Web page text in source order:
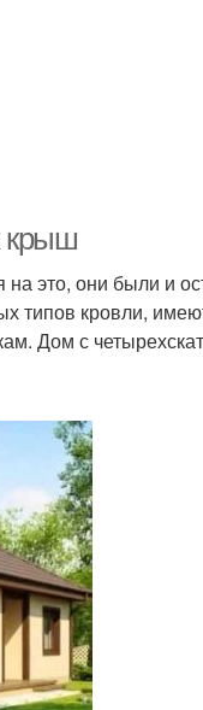
крыш
это, они были и
типов кровли,
Дом с